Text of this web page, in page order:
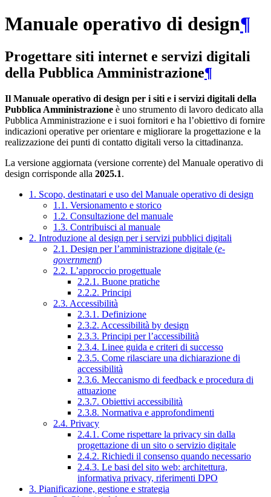
Manuale operativo di design¶
Progettare siti internet e servizi digitali
della Pubblica Amministrazione¶
Il Manuale operativo di design per i siti e i servizi digitali della
Pubblica Amministrazione è uno strumento di lavoro dedicato alla
Pubblica Amministrazione e i suoi fornitori e ha l’obiettivo di fornire
indicazioni operative per orientare e migliorare la progettazione e la
realizzazione dei punti di contatto digitali verso la cittadinanza.
La versione aggiornata (versione corrente) del Manuale operativo di
design corrisponde alla 2025.1.
1. Scopo, destinatari e uso del Manuale operativo di design
1.1. Versionamento e storico
1.2. Consultazione del manuale
1.3. Contribuisci al manuale
2. Introduzione al design per i servizi pubblici digitali
2.1. Design per l’amministrazione digitale (e-
government)
2.2. L’approccio progettuale
2.2.1. Buone pratiche
2.2.2. Principi
2.3. Accessibilità
2.3.1. Definizione
2.3.2. Accessibilità by design
2.3.3. Principi per l’accessibilità
2.3.4. Linee guida e criteri di successo
2.3.5. Come rilasciare una dichiarazione di
accessibilità
2.3.6. Meccanismo di feedback e procedura di
attuazione
2.3.7. Obiettivi accessibilità
2.3.8. Normativa e approfondimenti
2.4. Privacy
2.4.1. Come rispettare la privacy sin dalla
progettazione di un sito o servizio digitale
2.4.2. Richiedi il consenso quando necessario
2.4.3. Le basi del sito web: architettura,
informativa privacy, riferimenti DPO
3. Pianificazione, gestione e strategia